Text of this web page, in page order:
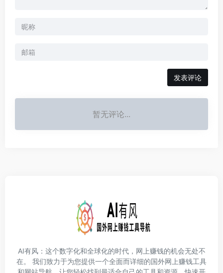
发表评论
暂无评论...
AI有风：这个数字化和全球化的时代，网上赚钱的机会无处不
在。 我们致力于为您提供一个全面而详细的国外网上赚钱工具